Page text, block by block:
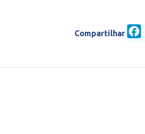
Compartilhar